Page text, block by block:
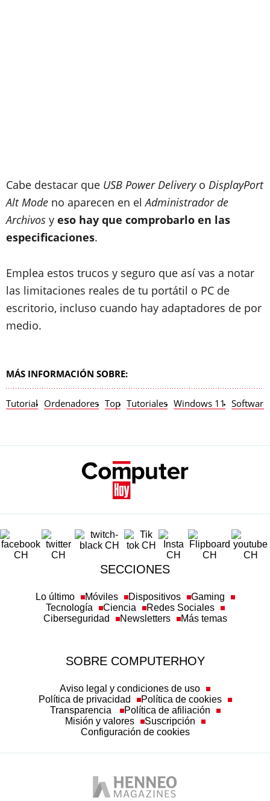
Cabe destacar que USB Power Deliveryo DisplayPort
Alt Mode no aparecen en el Administrador de
Archivos y eso hay que comprobarlo en las
especificaciones.
Emplea estos trucos y seguro que así vas a notar
las limitaciones reales de tu portátil o PC de
escritorio, incluso cuando hay adaptadores de por
medio.
MÁS INFORMACIÓN SOBRE:
Tutorial Ordenadores Top Tutoriales Windows 11 Software
SECCIONES
Tecnología
Ciencia
Redes Sociales
Ciberseguridad
Newsletters Más temas
Política de privacidad
Política de cookies
Transparencia
Política de afiliación
Misión y valores
Suscripción
Configuración de cookies